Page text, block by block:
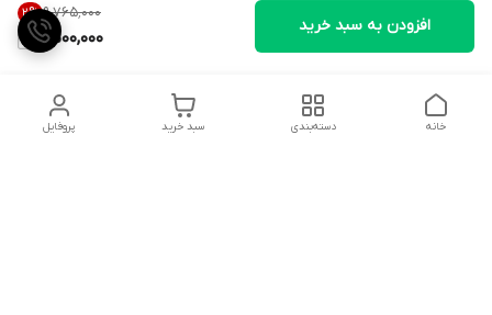
۹٬۷۶۵٬۰۰۰ 2%
9,500,000
افزودن به سبد خرید
پروفایل سبد خرید دسته‌بندی خانه